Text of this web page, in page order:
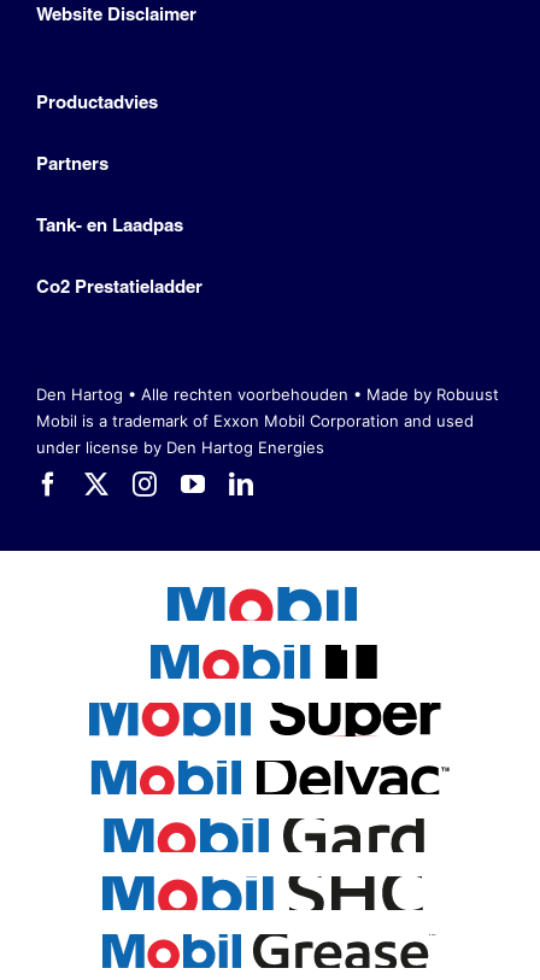
Website Disclaimer
Productadvies
Partners
Tank- en Laadpas
Co2 Prestatieladder
Den Hartog • Alle rechten voorbehouden • Made by Robuust
Mobil is a trademark of Exxon Mobil Corporation and used
under license by Den Hartog Energies